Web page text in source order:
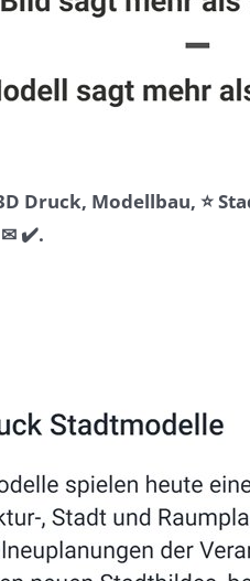
Druck, Modellbau, ⭐
✉ ✔️.